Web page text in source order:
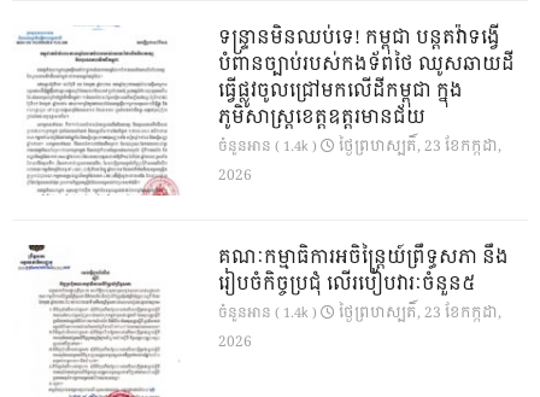
ទន្ទ្រានមិនឈប់ទេ! កម្ពុជា បន្តតវ៉ាទង្វើ
បំពានច្បាប់របស់កងទ័ពថៃ ឈូសឆាយដី
ធ្វើផ្លូវចូលជ្រៅមកលើដីកម្ពុជា ក្នុង
ភូមិសាស្ត្រខេត្តឧត្តរមានជ័យ
ចំនួនអាន ( 1.4k )
ថ្ងៃ​ព្រហស្បតិ៍, 23 ខែ​កក្កដា,
2026
គណៈកម្មាធិការអចិន្ត្រៃយ៍ព្រឹទ្ធសភា នឹង
រៀបចំកិច្ចប្រជុំ លើរបៀបវារៈចំនួន៥
ចំនួនអាន ( 1.4k )
ថ្ងៃ​ព្រហស្បតិ៍, 23 ខែ​កក្កដា,
2026